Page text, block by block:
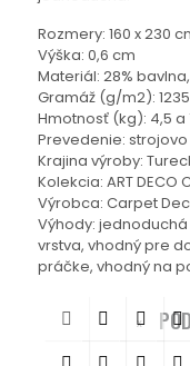
Rozmery: 160 x 230
Výška: 0,6 cm
Materiál: 28%
Gramáž (g/m2):
Hmotnosť (kg): 4,5 a
Prevedenie:
Krajina výroby:
Kolekcia: ART DECO
Výrobca: Carpet
Výhody:
vrstva, vhodný pre
práčke, vhodný na
   